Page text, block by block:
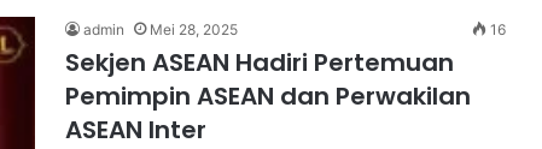
admin Mei 28, 2025 16
Sekjen ASEAN Hadiri Pertemuan
Pemimpin ASEAN dan Perwakilan
ASEAN Inter